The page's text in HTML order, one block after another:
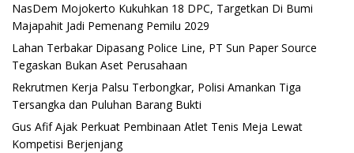
NasDem Mojokerto Kukuhkan 18 DPC, Targetkan Di Bumi
Majapahit Jadi Pemenang Pemilu 2029
Lahan Terbakar Dipasang Police Line, PT Sun Paper Source
Tegaskan Bukan Aset Perusahaan
Rekrutmen Kerja Palsu Terbongkar, Polisi Amankan Tiga
Tersangka dan Puluhan Barang Bukti
Gus Afif Ajak Perkuat Pembinaan Atlet Tenis Meja Lewat
Kompetisi Berjenjang